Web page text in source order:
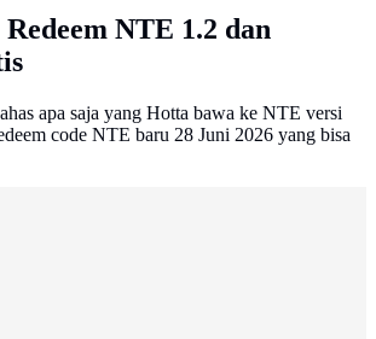
NTE 1.2 dan
apa saja yang Hotta bawa ke NTE versi
code NTE baru 28 Juni 2026 yang bisa